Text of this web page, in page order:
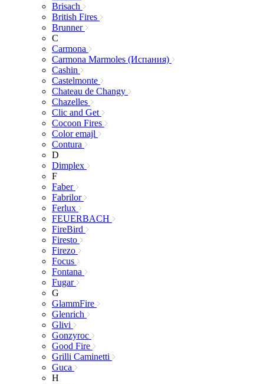
Brisach
British Fires
Brunner
C
Carmona
Carmona Marmoles (Испания)
Cashin
Castelmonte
Chateau de Changy
Chazelles
Clic and Get
Cocoon Fires
Color emajl
Contura
D
Dimplex
F
Faber
Fabrilor
Ferlux
FEUERBACH
FireBird
Firesto
Firezo
Focus
Fontana
Fugar
G
GlammFire
Glenrich
Glivi
Gonzyroc
Good Fire
Grilli Caminetti
Guca
H